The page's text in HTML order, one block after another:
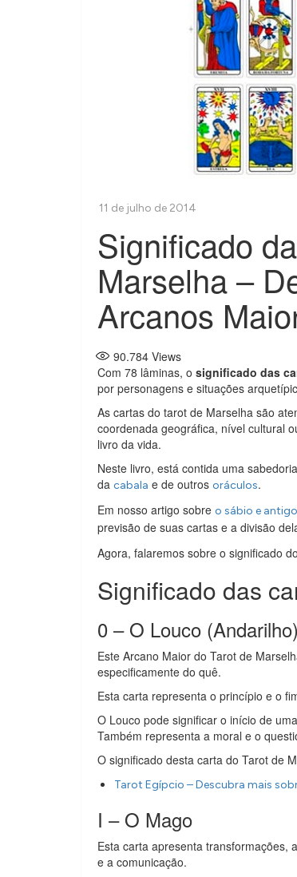
Significado
Marselha –
Arcanos
90.784 Views
Com 78 lâminas, o significado das
por personagens e situações
As cartas do tarot de Marselha são
coordenada geográfica, nível cultural
livro da vida.
Neste livro, está contida uma
da cabala e de outros oráculos.
Em nosso artigo sobre o sábio e
previsão de suas cartas e a divisão
Agora, falaremos sobre o significado
Significado das
0 – O Louco (Andarilho)
Este Arcano Maior do Tarot de
especificamente do quê.
Esta carta representa o princípio e o
O Louco pode significar o início de
Também representa a moral e o
O significado desta carta do Tarot de
Tarot Egípcio – Descubra mais
I – O Mago
Esta carta apresenta transformações,
e a comunicação.